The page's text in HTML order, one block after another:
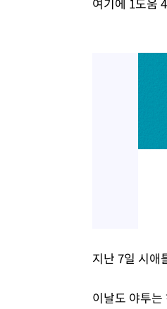
지난 7일 시애
이날도 야투